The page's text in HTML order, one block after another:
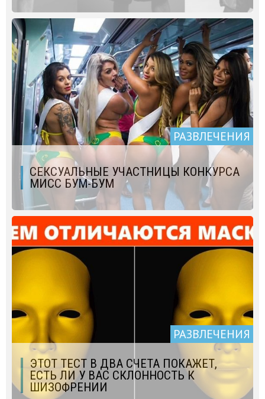
РАЗВЛЕЧЕНИЯ
СЕКСУАЛЬНЫЕ УЧАСТНИЦЫ КОНКУРСА
МИСС БУМ-БУМ
РАЗВЛЕЧЕНИЯ
ЭТОТ ТЕСТ В ДВА СЧЕТА ПОКАЖЕТ,
ЕСТЬ ЛИ У ВАС СКЛОННОСТЬ К
ШИЗОФРЕНИИ